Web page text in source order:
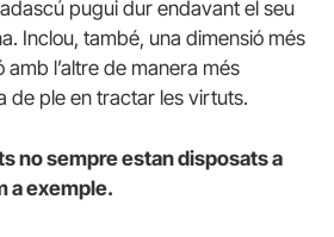
pugui dur endavant el seu
Inclou, també, una dimensió més
amb l’altre de manera més
de ple en tractar les virtuts.
no sempre estan disposats a
a exemple.